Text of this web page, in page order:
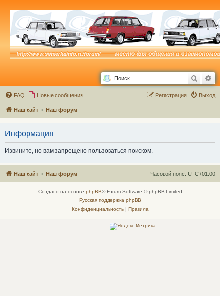
Поиск
FAQ Новые сообщения Выход
Регистрация
Наш сайт Наш форум
Информация
Извините, но вам запрещено пользоваться поиском.
Наш сайт Наш форум Часовой пояс: UTC+01:00
Создано на основе phpBB® Forum Software © phpBB Limited
Русская поддержка phpBB
Конфиденциальность| Правила